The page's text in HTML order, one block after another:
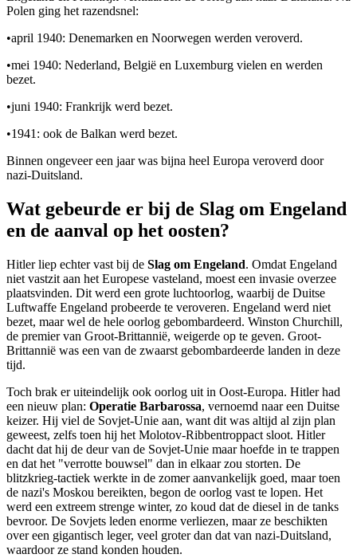
Polen ging het razendsnel:
•april 1940: Denemarken en Noorwegen werden veroverd.
•mei 1940: Nederland, België en Luxemburg vielen en werden
bezet.
•juni 1940: Frankrijk werd bezet.
•1941: ook de Balkan werd bezet.
Binnen ongeveer een jaar was bijna heel Europa veroverd door
nazi-Duitsland.
Wat gebeurde er bij de Slag om Engeland
en de aanval op het oosten?
Hitler liep echter vast bij de Slag om Engeland. Omdat Engeland
niet vastzit aan het Europese vasteland, moest een invasie overzee
plaatsvinden. Dit werd een grote luchtoorlog, waarbij de Duitse
Luftwaffe Engeland probeerde te veroveren. Engeland werd niet
bezet, maar wel de hele oorlog gebombardeerd. Winston Churchill,
de premier van Groot-Brittannië, weigerde op te geven. Groot-
Brittannië was een van de zwaarst gebombardeerde landen in deze
tijd.
Toch brak er uiteindelijk ook oorlog uit in Oost-Europa. Hitler had
een nieuw plan: Operatie Barbarossa, vernoemd naar een Duitse
keizer. Hij viel de Sovjet-Unie aan, want dit was altijd al zijn plan
geweest, zelfs toen hij het Molotov-Ribbentroppact sloot. Hitler
dacht dat hij de deur van de Sovjet-Unie maar hoefde in te trappen
en dat het "verrotte bouwsel" dan in elkaar zou storten. De
blitzkrieg-tactiek werkte in de zomer aanvankelijk goed, maar toen
de nazi's Moskou bereikten, begon de oorlog vast te lopen. Het
werd een extreem strenge winter, zo koud dat de diesel in de tanks
bevroor. De Sovjets leden enorme verliezen, maar ze beschikten
over een gigantisch leger, veel groter dan dat van nazi-Duitsland,
waardoor ze stand konden houden.